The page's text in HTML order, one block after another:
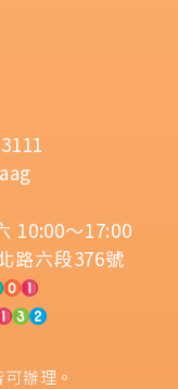
10:00～17:00
路六段376號
辦理。